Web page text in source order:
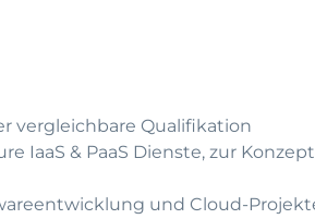
vergleichbare Qualifikation
IaaS & PaaS Dienste, zur
und Cloud-